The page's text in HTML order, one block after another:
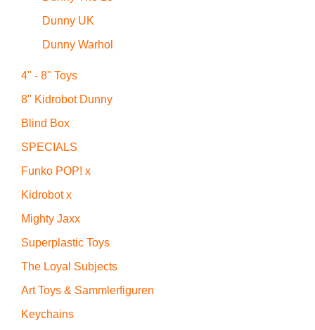
Dunny UK
Dunny Warhol
4" - 8" Toys
8" Kidrobot Dunny
Blind Box
SPECIALS
Funko POP! x
Kidrobot x
Mighty Jaxx
Superplastic Toys
The Loyal Subjects
Art Toys & Sammlerfiguren
Keychains